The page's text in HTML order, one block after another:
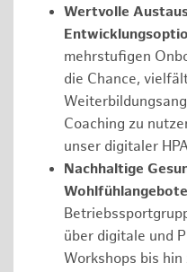
Wertvolle
mehrstufigen
die Chance,
Coaching zu
unser digitaler
Nachhaltige
über digitale und
Workshops bis